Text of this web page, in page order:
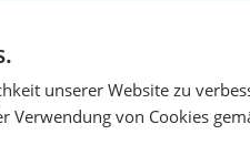
unserer Website zu
Verwendung von Cookies